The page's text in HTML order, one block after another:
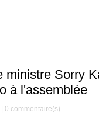
ministre Sorry
à l'assemblée
|0 commentaire(s)